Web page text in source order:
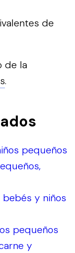
de
de la
.
pequeños
y niños
pequeños
y